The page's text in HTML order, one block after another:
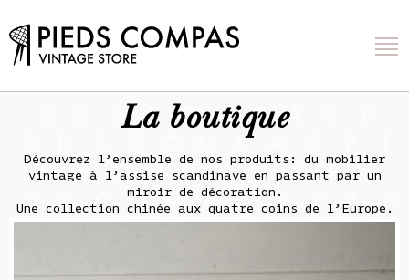
La boutique
Découvrez l’ensemble de nos produits: du mobilier
vintage à l’assise scandinave en passant par un
miroir de décoration.
Une collection chinée aux quatre coins de l’Europe.